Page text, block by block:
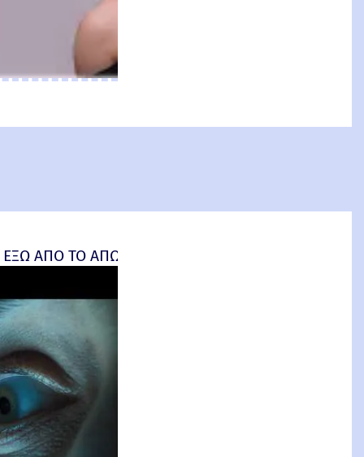
Brand New Day) Review
ΕΞΩ ΑΠΟ ΤΟ ΑΠΩΤΕΡΟ (Insidious: Out of the